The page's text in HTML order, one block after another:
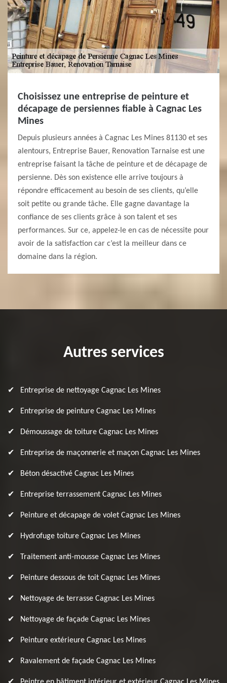
Choisissez une entreprise de peinture et
décapage de persiennes fiable à Cagnac Les
Mines
Depuis plusieurs années à Cagnac Les Mines 81130 et ses
alentours, Entreprise Bauer, Renovation Tarnaise est une
entreprise faisant la tâche de peinture et de décapage de
persienne. Dès son existence elle arrive toujours à
répondre efficacement au besoin de ses clients, qu’elle
soit petite ou grande tâche. Elle gagne davantage la
confiance de ses clients grâce à son talent et ses
performances. Sur ce, appelez-le en cas de nécessite pour
avoir de la satisfaction car c’est la meilleur dans ce
domaine dans la région.
Autres services
Entreprise de nettoyage Cagnac Les Mines
Entreprise de peinture Cagnac Les Mines
Démoussage de toiture Cagnac Les Mines
Entreprise de maçonnerie et maçon Cagnac Les Mines
Béton désactivé Cagnac Les Mines
Entreprise terrassement Cagnac Les Mines
Peinture et décapage de volet Cagnac Les Mines
Hydrofuge toiture Cagnac Les Mines
Traitement anti-mousse Cagnac Les Mines
Peinture dessous de toit Cagnac Les Mines
Nettoyage de terrasse Cagnac Les Mines
Nettoyage de façade Cagnac Les Mines
Peinture extérieure Cagnac Les Mines
Ravalement de façade Cagnac Les Mines